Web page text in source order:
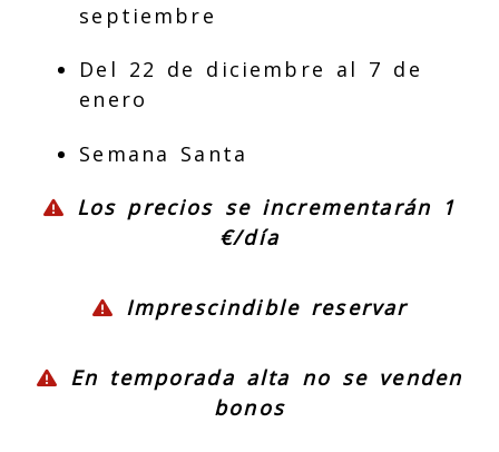
septiembre
Del 22 de diciembre al 7 de
enero
Semana Santa
Los precios se incrementarán 1
€/día
Imprescindible reservar
En temporada alta no se venden
bonos